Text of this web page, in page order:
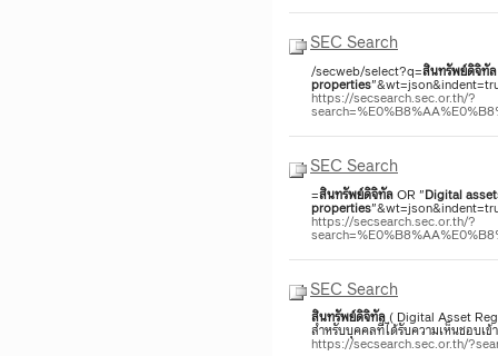
SEC Search
/secweb/select?q=สินทรัพย์ดิจิทัล
properties
https://secsearch.sec.or.th/?
SEC Search
=สินทรัพย์ดิจิทัลOR "Digital
properties
https://secsearch.sec.or.th/?
SEC Search
สินทรัพย์ดิจิทัล( Digital Asset
สำหรับบุคคลที่ได้รับความเห็นชอบเ
https://secsearch.sec.or.th/